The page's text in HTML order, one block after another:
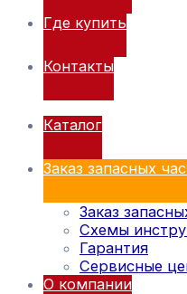
Где купить
Контакты
Каталог
Заказ запасных
Заказ
Схемы
Гарантия
Сервисные
О компании